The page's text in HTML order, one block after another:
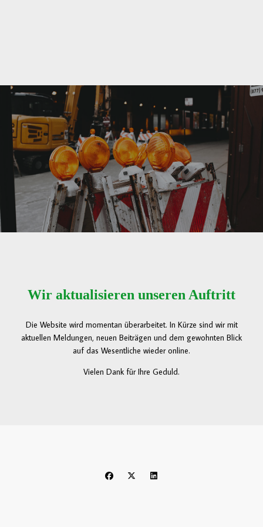
Wir aktualisieren unseren Auftritt
Die Website wird momentan überarbeitet. In Kürze sind wir mit
aktuellen Meldungen, neuen Beiträgen und dem gewohnten Blick
auf das Wesentliche wieder online.
Vielen Dank für Ihre Geduld.